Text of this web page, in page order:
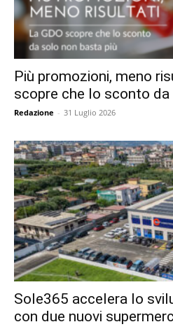
Più promozioni, meno
scopre che lo sconto
Redazione - 31 Luglio 2026
Sole365 accelera lo
con due nuovi